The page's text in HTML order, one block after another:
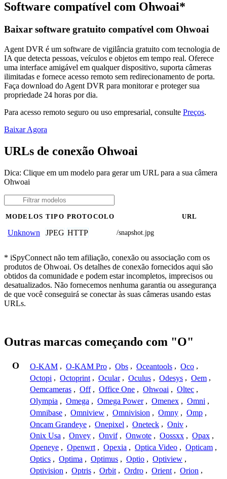
Software compatível com Ohwoai*
Baixar software gratuito compatível com Ohwoai
Agent DVR é um software de vigilância gratuito com tecnologia de
IA que detecta pessoas, veículos e objetos em tempo real. Oferece
uma interface amigável em qualquer dispositivo, suporta câmeras
ilimitadas e fornece acesso remoto sem redirecionamento de porta.
Faça download do Agent DVR para monitorar e proteger sua
propriedade 24 horas por dia.
Para acesso remoto seguro ou uso empresarial, consulte Preços.
Baixar Agora
URLs de conexão Ohwoai
Dica: Clique em um modelo para gerar um URL para a sua câmera
Ohwoai
MODELOS TIPO PROTOCOLO URL
Unknown JPEG HTTP /snapshot.jpg
* iSpyConnect não tem afiliação, conexão ou associação com os
produtos de Ohwoai. Os detalhes de conexão fornecidos aqui são
obtidos da comunidade e podem estar incompletos, imprecisos ou
desatualizados. Não fornecemos nenhuma garantia ou assegurança
de que você conseguirá se conectar às suas câmeras usando estas
URLs.
Outras marcas começando com "O"
O O-KAM , O-KAM Pro , Obs , Oceantools , Oco ,
Octopi , Octoprint , Ocular , Oculus , Odesys , Oem ,
Oemcameras , Off , Office One , Ohwoai , Oltec ,
Olympia , Omega , Omega Power , Omenex , Omni ,
Omnibase , Omniview , Omnivision , Omny , Omp ,
Oncam Grandeye , Onepixel , Oneteck , Oniv ,
Onix Usa , Onvey , Onvif , Onwote , Oossxx , Opax ,
Openeye , Openwrt , Opexia , Optica Video , Opticam ,
Optics , Optima , Optimus , Optio , Optiview ,
Optivision , Optris , Orbit , Ordro , Orient , Orion ,